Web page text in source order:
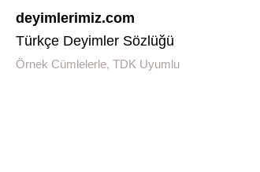
deyimlerimiz.com
Türkçe Deyimler Sözlüğü
Örnek Cümlelerle, TDK Uyumlu